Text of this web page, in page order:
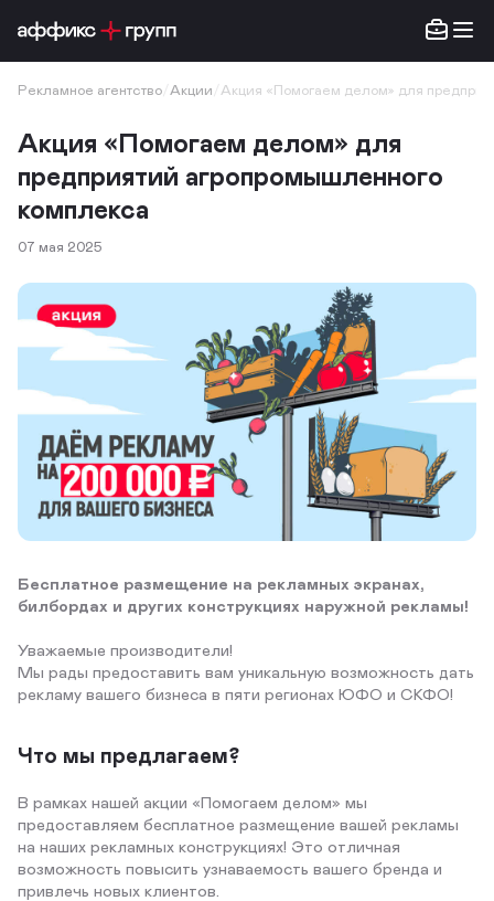
Рекламное агентство Акции Акция «Помогаем делом» для
Акция «Помогаем делом» для
предприятий агропромышленного
комплекса
07 мая 2025
Бесплатное размещение на рекламных экранах,
билбордах и других конструкциях наружной рекламы!
Уважаемые производители!
Мы рады предоставить вам уникальную возможность дать
рекламу вашего бизнеса в пяти регионах ЮФО и СКФО!
Что мы предлагаем?
В рамках нашей акции «Помогаем делом» мы
предоставляем бесплатное размещение вашей рекламы
на наших рекламных конструкциях! Это отличная
возможность повысить узнаваемость вашего бренда и
привлечь новых клиентов.